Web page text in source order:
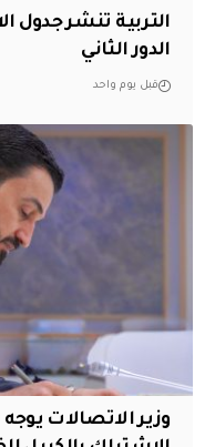
التربية تنشر جدول
الدور الثاني
قبل يوم واحد